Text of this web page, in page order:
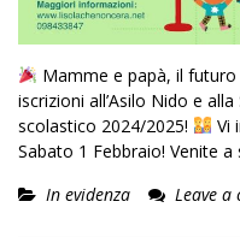
Mamme e papà, il futuro
iscrizioni all’Asilo Nido e alla
scolastico 2024/2025!
Vi
Sabato 1 Febbraio! Venite
In evidenza
Leave a